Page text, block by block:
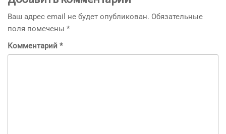
Ваш адрес email не будет опубликован. Обязательные
поля помечены *
Комментарий *